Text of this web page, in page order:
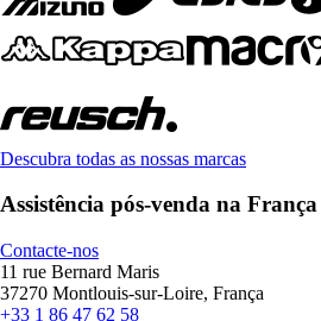
Descubra todas as nossas marcas
Assistência pós-venda na França
Contacte-nos
11 rue Bernard Maris
37270 Montlouis-sur-Loire, França
+33 1 86 47 62 58